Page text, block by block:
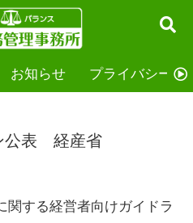
お知らせ プライバシーポ
公表 経産省
関する経営者向けガイドラ